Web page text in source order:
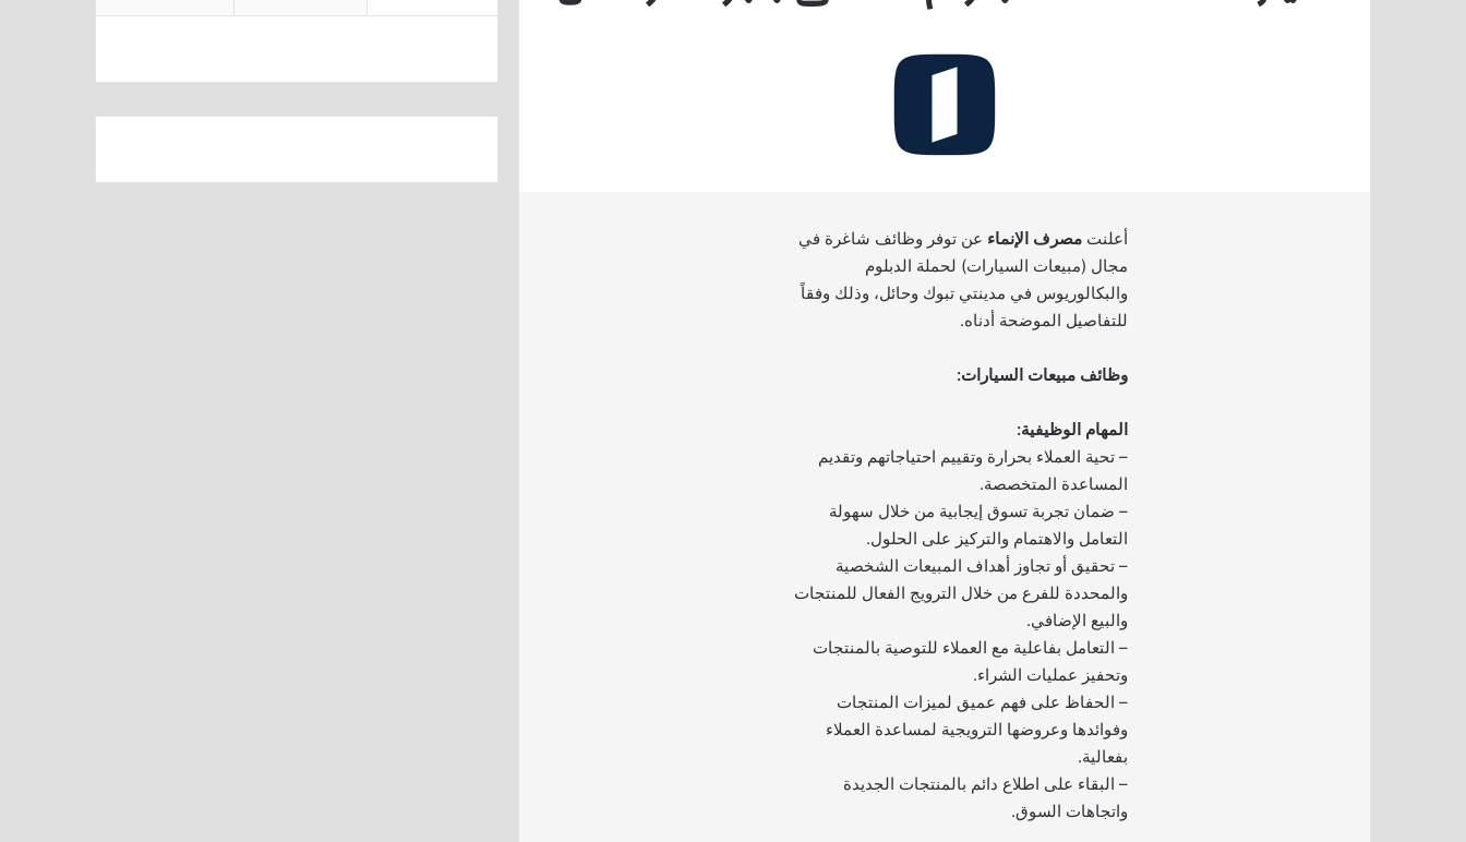
أعلنت مصرف الإنماء عن توفر وظائف شاغرة في
مجال (مبيعات السيارات) لحملة الدبلوم
والبكالوريوس في مدينتي تبوك وحائل، وذلك وفقاً
للتفاصيل الموضحة أدناه.
وظائف مبيعات السيارات:
المهام الوظيفية:
– تحية العملاء بحرارة وتقييم احتياجاتهم وتقديم
المساعدة المتخصصة.
– ضمان تجربة تسوق إيجابية من خلال سهولة
التعامل والاهتمام والتركيز على الحلول.
– تحقيق أو تجاوز أهداف المبيعات الشخصية
والمحددة للفرع من خلال الترويج الفعال للمنتجات
والبيع الإضافي.
– التعامل بفاعلية مع العملاء للتوصية بالمنتجات
وتحفيز عمليات الشراء.
– الحفاظ على فهم عميق لميزات المنتجات
وفوائدها وعروضها الترويجية لمساعدة العملاء
بفعالية.
– البقاء على اطلاع دائم بالمنتجات الجديدة
واتجاهات السوق.